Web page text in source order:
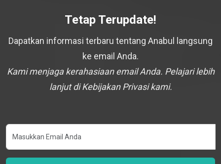
Tetap Terupdate!
Dapatkan informasi terbaru tentang Anabul langsung
ke email Anda.
Kami menjaga kerahasiaan email Anda. Pelajari lebih
lanjut di Kebijakan Privasi kami.